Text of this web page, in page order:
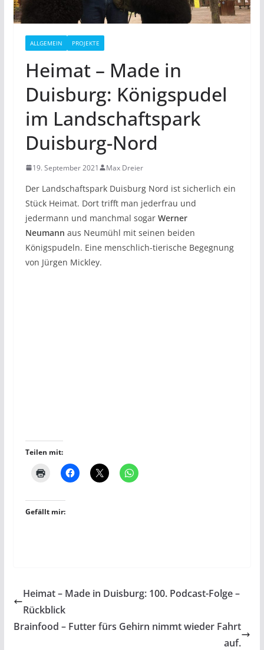
ALLGEMEIN PROJEKTE
Heimat – Made in
Duisburg: Königspudel
im Landschaftspark
Duisburg-Nord
19. September 2021 Max Dreier
Der Landschaftspark Duisburg Nord ist sicherlich ein
Stück Heimat. Dort trifft man jederfrau und
jedermann und manchmal sogar Werner
Neumann aus Neumühl mit seinen beiden
Königspudeln. Eine menschlich-tierische Begegnung
von Jürgen Mickley.
Teilen mit:
Gefällt mir:
Heimat – Made in Duisburg: 100. Podcast-Folge –
Rückblick
Brainfood – Futter fürs Gehirn nimmt wieder Fahrt
auf.